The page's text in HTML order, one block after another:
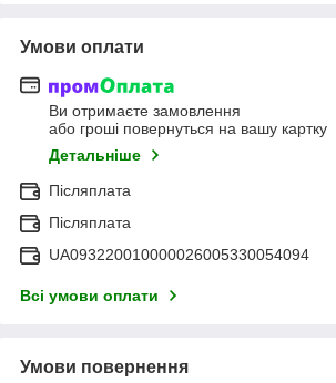
Умови оплати
Ви отримаєте замовлення
або гроші повернуться на вашу картку
Детальніше
Післяплата
Післяплата
UA093220010000026005330054094
Всі умови оплати
Умови повернення